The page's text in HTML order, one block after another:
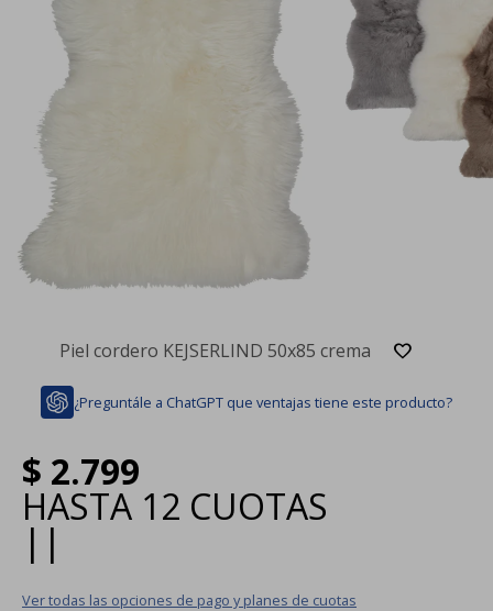
Piel cordero KEJSERLIND 50x85 crema
¿Preguntále a ChatGPT que ventajas tiene este producto?
$ 2.799
HASTA 12 CUOTAS
| |
Ver todas las opciones de pago y planes de cuotas